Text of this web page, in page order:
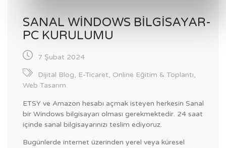
SANAL WINDOWS BILGISAYAR-
PC KURULUMU
7 Şubat 2024
Dijital Blog, E-Ticaret, Online Eğitim & Toplantı,
Web Tasarım
ETSY ve Amazon hesabı açmak isteyen herkesin Sanal
bir Windows bilgisayarı olması gerekmektedir. 24 saat
içinde sanal bilgisayarınızı teslim ediyoruz.
Bugünlerde internet üzerinden yerel veya küresel